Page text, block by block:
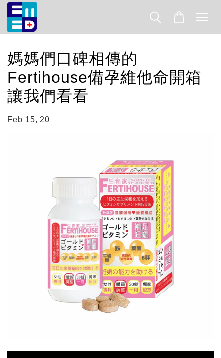
媽媽們口碑相傳的
Fertihouse備孕維他命開箱
讓我們看看
Feb 15, 20